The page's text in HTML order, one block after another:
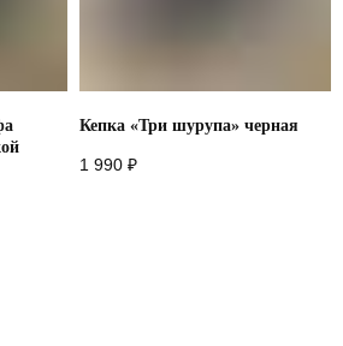
Кепка «Три шурупа» черная
1 990 ₽